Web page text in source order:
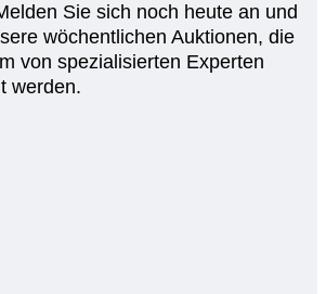
Sie sich noch heute an und
wöchentlichen Auktionen, die
von spezialisierten Experten
werden.